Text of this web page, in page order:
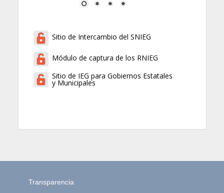
Sitio de Intercambio del SNIEG
Módulo de captura de los RNIEG
Sitio de IEG para Gobiernos Estatales
y Municipales
Transparencia